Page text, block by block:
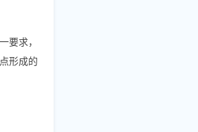
要求，
形成的